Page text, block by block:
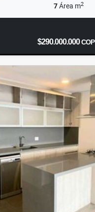
7Área m2
$290.000.000COP